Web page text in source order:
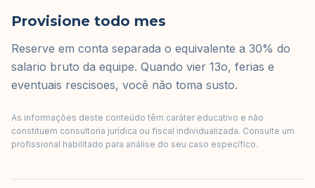
Provisione todo mes
Reserve em conta separada o equivalente a 30% do
salario bruto da equipe. Quando vier 13o, ferias e
eventuais rescisoes, você não toma susto.
As informações deste conteúdo têm caráter educativo e não
constituem consultoria jurídica ou fiscal individualizada. Consulte um
profissional habilitado para análise do seu caso específico.